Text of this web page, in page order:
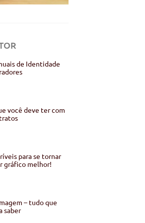
de Identidade
você deve ter com
para se tornar
gráfico melhor!
– tudo que
saber